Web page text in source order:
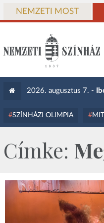
NEMZETI MOST
2026. augusztus 7. -
SZÍNHÁZI OLIMPIA
Címke: